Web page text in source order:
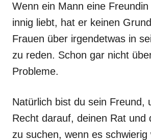
Wenn ein Mann eine
innig liebt, hat er keinen
Frauen über irgendetwas in
zu reden. Schon gar nicht
Probleme.
Natürlich bist du sein Freund,
Recht darauf, deinen Rat und
zu suchen, wenn es schwierig